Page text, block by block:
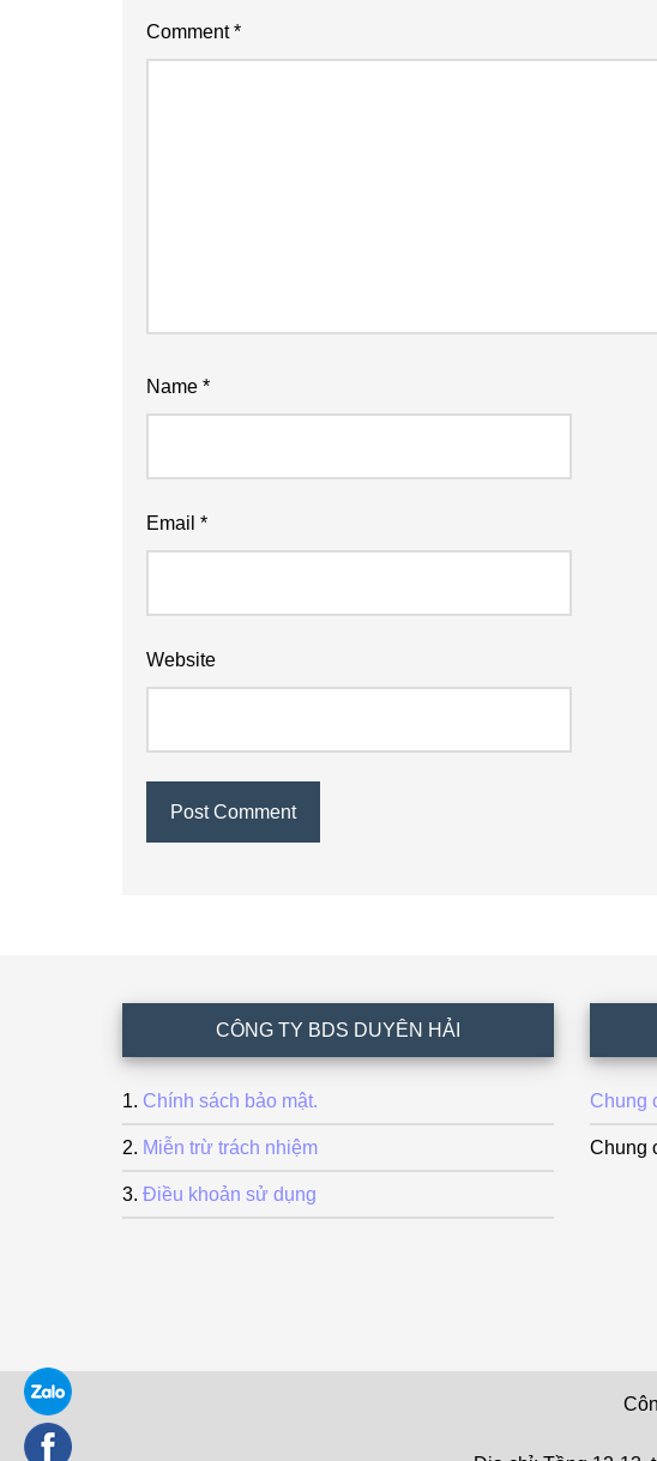
Comment*
Name *
Email *
Website
CÔNG TY BDS DUYÊN HẢI
Chính sách bảo mật.
Miễn trừ trách nhiệm
Điều khoản sử dụng
Chung
Chung